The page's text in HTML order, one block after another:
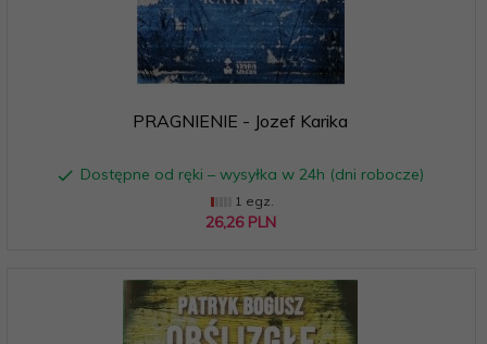
PRAGNIENIE - Jozef Karika
Dostępne od ręki – wysyłka w 24h (dni robocze)
1 egz.
26,26 PLN